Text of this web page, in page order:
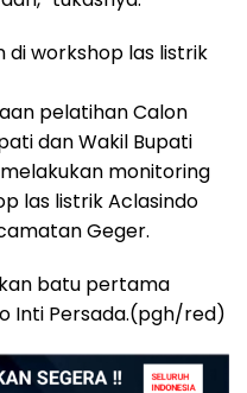
workshop las listrik
pelatihan Calon
dan Wakil Bupati
monitoring
las listrik Aclasindo
Geger.
batu pertama
Inti Persada.(pgh/red)